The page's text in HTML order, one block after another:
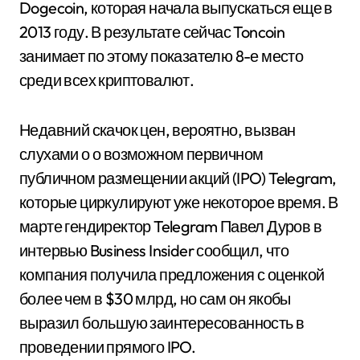
Dogecoin, которая начала выпускаться еще в
2013 году. В результате сейчас Toncoin
занимает по этому показателю 8-е место
среди всех криптовалют.
Недавний скачок цен, вероятно, вызван
слухами о о возможном первичном
публичном размещении акций (IPO) Telegram,
которые циркулируют уже некоторое время. В
марте гендиректор Telegram Павел Дуров в
интервью Business Insider сообщил, что
компания получила предложения с оценкой
более чем в $30 млрд, но сам он якобы
выразил большую заинтересованность в
проведении прямого IPO.